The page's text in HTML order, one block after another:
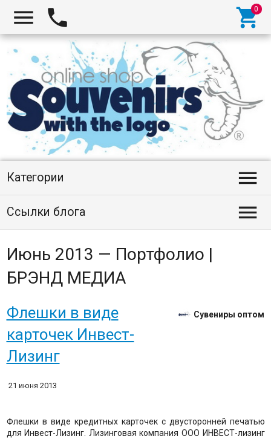
  
Категории 
Ссылки блога 
Июнь 2013 — Портфолио |
БРЭНД МЕДИА
Флешки в виде
карточек Инвест-
Лизинг
Сувениры оптом
21 июня 2013
Флешки в виде кредитных карточек с двусторонней печатью
для Инвест-Лизинг. Лизинговая компания ООО ИНВЕСТ-лизинг